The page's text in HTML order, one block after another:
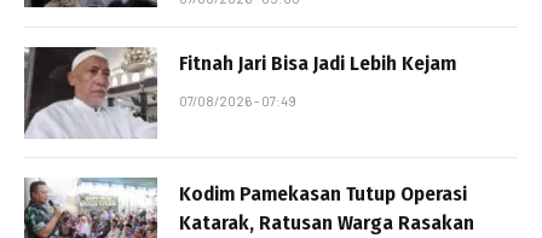
Fitnah Jari Bisa Jadi Lebih Kejam
07/08/2026 - 07:49
Kodim Pamekasan Tutup Operasi
Katarak, Ratusan Warga Rasakan